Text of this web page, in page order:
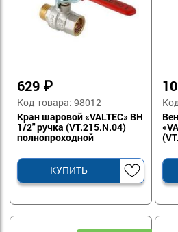
629 ₽
Код товара: 98012
Кран шаровой «VALTEC» ВН
1/2" ручка (VT.215.N.04)
полнопроходной
КУПИТЬ